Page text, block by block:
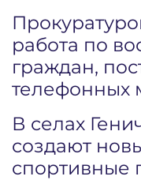
работа по
граждан,
телефонных
В селах
создают
спортивные